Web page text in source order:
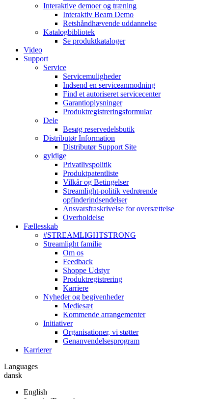
Interaktive demoer og træning
Interaktiv Beam Demo
Retshåndhævende uddannelse
Katalogbibliotek
Se produktkataloger
Video
Support
Service
Servicemuligheder
Indsend en serviceanmodning
Find et autoriseret servicecenter
Garantioplysninger
Produktregistreringsformular
Dele
Besøg reservedelsbutik
Distributør Information
Distributør Support Site
gyldige
Privatlivspolitik
Produktpatentliste
Vilkår og Betingelser
Streamlight-politik vedrørende
opfinderindsendelser
Ansvarsfraskrivelse for oversættelse
Overholdelse
Fællesskab
#STREAMLIGHTSTRONG
Streamlight familie
Om os
Feedback
Shoppe Udstyr
Produktregistrering
Karriere
Nyheder og begivenheder
Mediesæt
Kommende arrangementer
Initiativer
Organisationer, vi støtter
Genanvendelsesprogram
Karrierer
Languages
dansk
English